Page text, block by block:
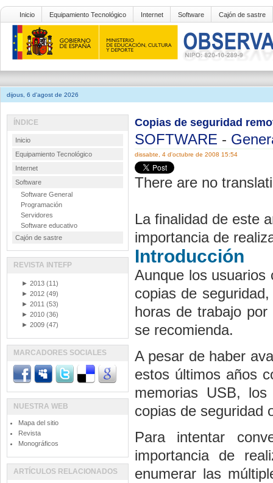
Inicio Equipamiento Tecnológico Internet Software Cajón de sastre
dijous, 6 d'agost de 2026
Copias de seguridad
SOFTWARE -
dissabte, 4 d'octubre de 2008 15:54
There are no
La finalidad de este
importancia de
Introducción
Aunque los usuarios
copias de
horas de trabajo
se recomienda.
A pesar de haber
estos últimos años
memorias USB,
copias de seguridad
Para intentar
importancia de
enumerar las
ÍNDICE
Inicio
Equipamiento Tecnológico
Internet
Software
Software General
Programación
Servidores
Software educativo
Cajón de sastre
REVISTA INTEFP
► 2013 (11)
► 2012 (49)
► 2011 (53)
► 2010 (36)
► 2009 (47)
MARCADORES SOCIALES
NUESTRA WEB
Mapa del sitio
Revista
Monográficos
ARTÍCULOS RELACIONADOS